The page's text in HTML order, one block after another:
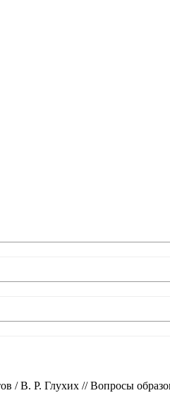
/ В. Р. Глухих // Вопросы